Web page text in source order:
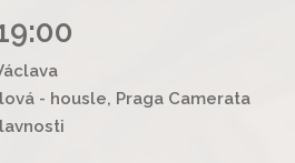
- housle, Praga Camerata